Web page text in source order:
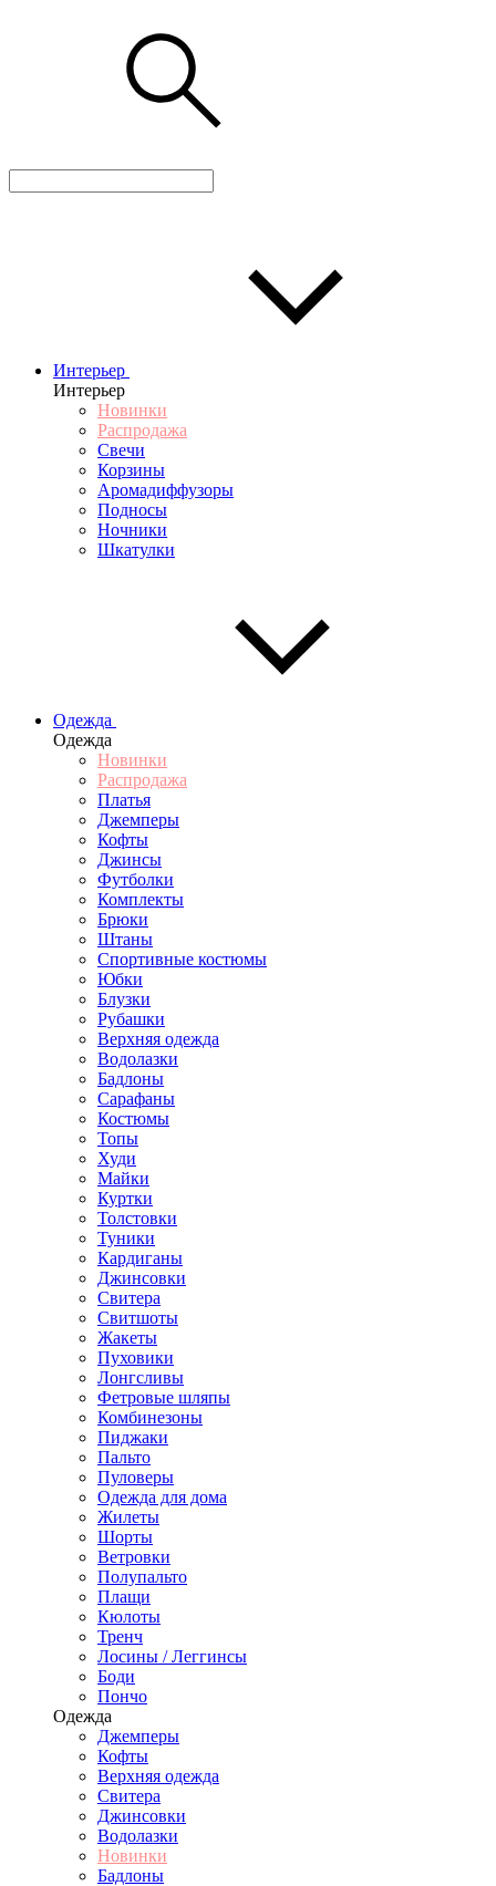
Интерьер
Интерьер
Новинки
Распродажа
Свечи
Корзины
Аромадиффузоры
Подносы
Ночники
Шкатулки
Одежда
Одежда
Новинки
Распродажа
Платья
Джемперы
Кофты
Джинсы
Футболки
Комплекты
Брюки
Штаны
Спортивные костюмы
Юбки
Блузки
Рубашки
Верхняя одежда
Водолазки
Бадлоны
Сарафаны
Костюмы
Топы
Худи
Майки
Куртки
Толстовки
Туники
Кардиганы
Джинсовки
Свитера
Свитшоты
Жакеты
Пуховики
Лонгсливы
Фетровые шляпы
Комбинезоны
Пиджаки
Пальто
Пуловеры
Одежда для дома
Жилеты
Шорты
Ветровки
Полупальто
Плащи
Кюлоты
Тренч
Лосины / Леггинсы
Боди
Пончо
Одежда
Джемперы
Кофты
Верхняя одежда
Свитера
Джинсовки
Водолазки
Новинки
Бадлоны